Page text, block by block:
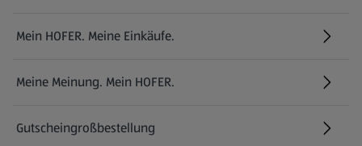
Mein HOFER. Meine Einkäufe.
Meine Meinung. Mein HOFER.
Gutscheingroßbestellung
(öffnet in einem neuen Tab)